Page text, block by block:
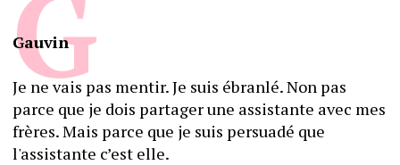
Gauvin
Je ne vais pas mentir. Je suis ébranlé. Non pas
parce que je dois partager une assistante avec mes
frères. Mais parce que je suis persuadé que
l'assistante c’est elle.